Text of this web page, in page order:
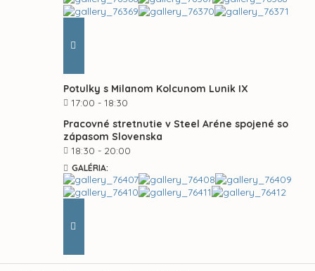
Potulky s Milanom Kolcunom Lunik IX
17:00 - 18:30
Pracovné stretnutie v Steel Aréne spojené so
zápasom Slovenska
18:30 - 20:00
GALÉRIA: